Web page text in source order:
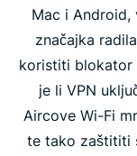
Mac i Android,
značajka
koristiti blokator
je li VPN
Aircove Wi-Fi
te tako zaštititi